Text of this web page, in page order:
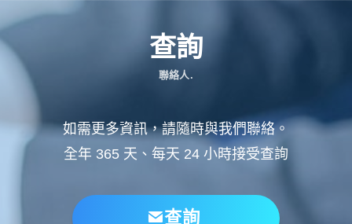
查詢
聯絡人.
如需更多資訊，請隨時與我們聯絡。
全年 365 天、每天 24 小時接受查詢
查詢